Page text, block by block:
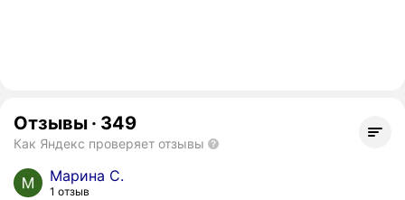
Отзывы · 349
Как Яндекс проверяет отзывы
Марина С.
1 отзыв